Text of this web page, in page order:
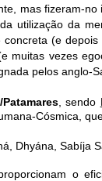
mas fizeram-
utilização da
concreta (e
muitas vezes
pelos anglo-
, sendo
Cósmica,
Dhyána, Sabíja
o